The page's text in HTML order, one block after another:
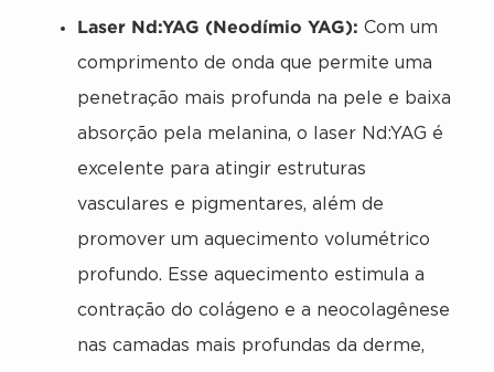
Laser Nd:YAG (Neodímio YAG): Com um
comprimento de onda que permite uma
penetração mais profunda na pele e baixa
absorção pela melanina, o laser Nd:YAG é
excelente para atingir estruturas
vasculares e pigmentares, além de
promover um aquecimento volumétrico
profundo. Esse aquecimento estimula a
contração do colágeno e a neocolagênese
nas camadas mais profundas da derme,